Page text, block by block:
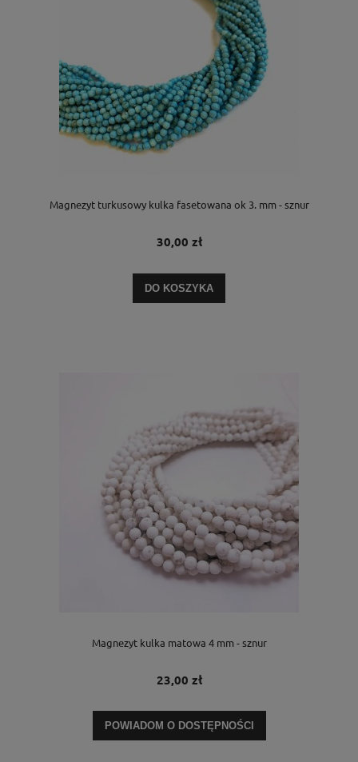
Magnezyt turkusowy kulka fasetowana ok 3. mm - sznur
30,00 zł
DO KOSZYKA
Magnezyt kulka matowa 4 mm - sznur
23,00 zł
POWIADOM O DOSTĘPNOŚCI